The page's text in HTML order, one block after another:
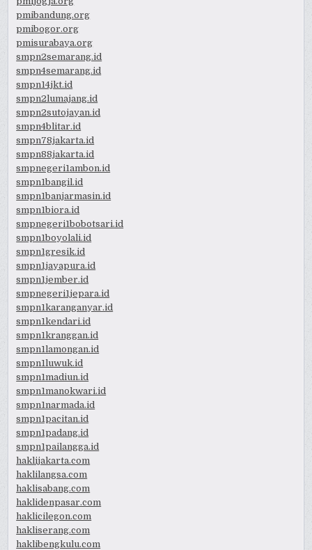
pmibandung.org
pmibogor.org
pmisurabaya.org
smpn2semarang.id
smpn4semarang.id
smpn14jkt.id
smpn2lumajang.id
smpn2sutojayan.id
smpn4blitar.id
smpn78jakarta.id
smpn88jakarta.id
smpnegeri1ambon.id
smpn1bangil.id
smpn1banjarmasin.id
smpn1biora.id
smpnegeri1bobotsari.id
smpn1boyolali.id
smpn1gresik.id
smpn1jayapura.id
smpn1jember.id
smpnegeri1jepara.id
smpn1karanganyar.id
smpn1kendari.id
smpn1kranggan.id
smpn1lamongan.id
smpn1luwuk.id
smpn1madiun.id
smpn1manokwari.id
smpn1narmada.id
smpn1pacitan.id
smpn1padang.id
smpn1pailangga.id
haklijakarta.com
haklilangsa.com
haklisabang.com
haklidenpasar.com
haklicilegon.com
hakliserang.com
haklibengkulu.com